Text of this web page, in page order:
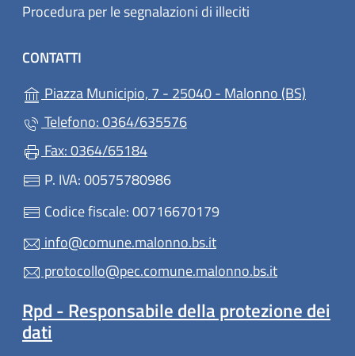
Procedura per le segnalazioni di illeciti
CONTATTI
Piazza Municipio, 7 - 25040 - Malonno (BS)
Telefono: 0364/635576
Fax: 0364/65184
P. IVA: 00575780986
Codice fiscale: 00716670179
info@comune.malonno.bs.it
protocollo@pec.comune.malonno.bs.it
Rpd - Responsabile della protezione dei
dati